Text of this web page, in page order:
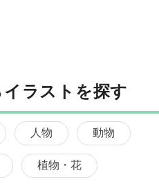
ラストを探す
人物 動物
植物・花